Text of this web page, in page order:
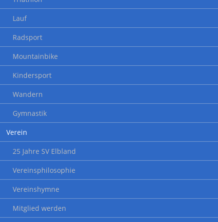
Lauf
Radsport
Mountainbike
Kindersport
Wandern
Gymnastik
Verein
25 Jahre SV Elbland
Vereinsphilosophie
Vereinshymne
Mitglied werden